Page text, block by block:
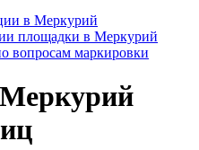
в Меркурий
площадки в Меркурий
вопросам маркировки